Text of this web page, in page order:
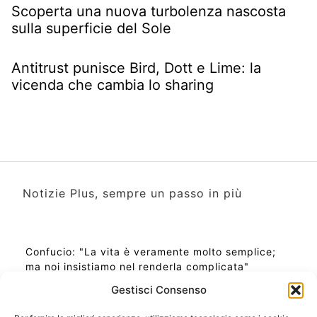
Gestisci Consenso
Scoperta una nuova turbolenza nascosta
sulla superficie del Sole
Antitrust punisce Bird, Dott e Lime: la
vicenda che cambia lo sharing
Notizie Plus, sempre un passo in più
Confucio: "La vita è veramente molto semplice;
ma noi insistiamo nel renderla complicata"